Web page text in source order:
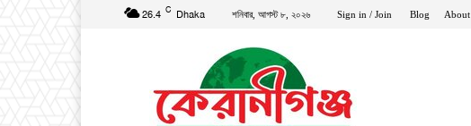
26.4 C Dhaka শনিবার, আগস্ট ৮, ২০২৬ Sign in / Join Blog About